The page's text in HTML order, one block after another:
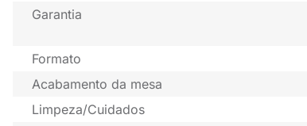
Garantia
Formato
Acabamento da mesa
Limpeza/Cuidados